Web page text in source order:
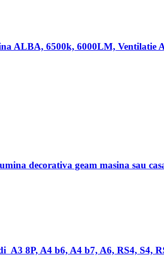
ALBA, 6500k, 6000LM, Ventilatie
decorativa geam masina sau
A3 8P, A4 b6, A4 b7, A6, RS4, S4,